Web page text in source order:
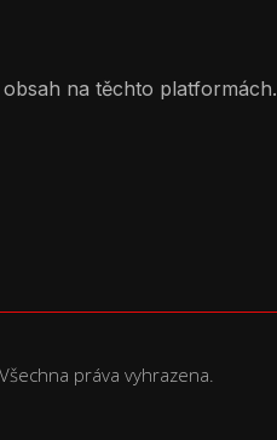
obsah na těchto platformách.
práva vyhrazena.